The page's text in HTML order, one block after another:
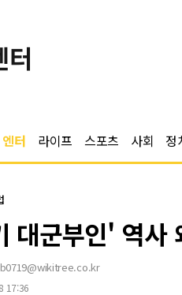
터
엔터 라이프 스포츠 사회 정
대군부인' 역사
17:36